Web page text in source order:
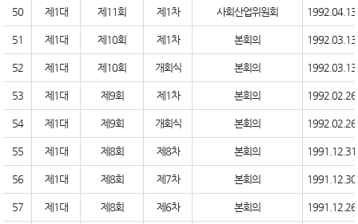
50 제1대 제11회 제1차 사회산업위원회 1992.04.13
51 제1대 제10회 제1차 본회의 1992.03.13
52 제1대 제10회 개회식 본회의 1992.03.13
53 제1대 제9회 제1차 본회의 1992.02.26
54 제1대 제9회 개회식 본회의 1992.02.26
55 제1대 제8회 제8차 본회의 1991.12.31
56 제1대 제8회 제7차 본회의 1991.12.30
57 제1대 제8회 제6차 본회의 1991.12.26